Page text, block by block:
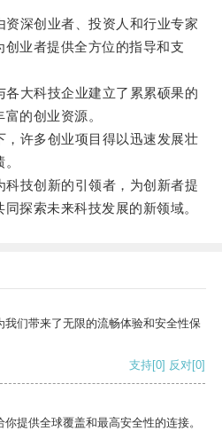
深创业者、投资人和行业专家
业者提供全方位的指导和支
大科技企业建立了累累硕果的
的创业资源。
许多创业项目得以迅速发展壮
技创新的引领者，为创新者提
探索未来科技发展的新领域。
们带来了无限的流畅体验和安全性保
支持[0] 反对[0]
提供全球覆盖和最高安全性的连接。